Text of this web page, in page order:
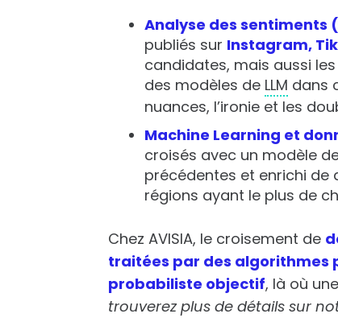
Analyse des sentiments
publiés sur Instagram,
candidates, mais aussi
des modèles de LLM dans
nuances, l’ironie et les
Machine Learning et
croisés avec un modèle
précédentes et enrichi de
régions ayant le plus de
Chez AVISIA, le croisement de
traitées par des algorithmes
probabiliste objectif, là où
trouverez plus de détails sur